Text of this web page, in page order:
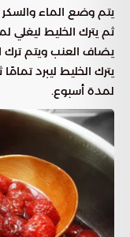
يتم وضع الماء والسكر
ثم يترك الخليط ليغلي لمدة 10 دقائق
يضاف العنب ويتم ترك
يترك الخليط ليبرد
لمدة أسبوع.